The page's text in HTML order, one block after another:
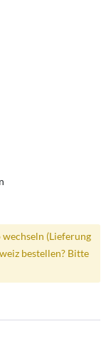
(Lieferung
bestellen? Bitte